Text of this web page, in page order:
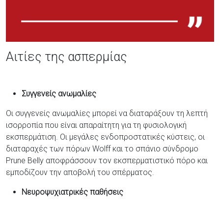
Αιτίες της ασπερμίας
Συγγενείς ανωμαλίες
Οι συγγενείς ανωμαλίες μπορεί να διαταράξουν τη λεπτή
ισορροπία που είναι απαραίτητη για τη φυσιολογική
εκσπερμάτιση. Οι μεγάλες ενδοπροστατικές κύστεις, οι
διαταραχές των πόρων Wolff και το σπάνιο σύνδρομο
Prune Belly αποφράσσουν τον εκσπερματιστικό πόρο και
εμποδίζουν την αποβολή του σπέρματος.
Νευροψυχιατρικές παθήσεις